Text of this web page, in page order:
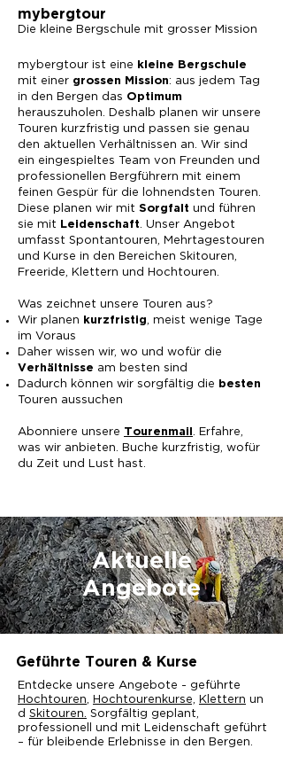
mybergtour
Die kleine Bergschule mit grosser Mission
mybergtour ist eine kleine Bergschule
mit einer grossen Mission: aus jedem Tag
in den Bergen das Optimum
herauszuholen. Deshalb planen wir unsere
Touren kurzfristig und passen sie genau
den aktuellen Verhältnissen an. Wir sind
ein eingespieltes Team von Freunden und
professionellen Bergführern mit einem
feinen Gespür für die lohnendsten Touren.
Diese planen wir mit Sorgfalt und führen
sie mit
Leidenschaft. Unser Angebot
umfasst Spontantouren, Mehrtagestouren
und Kurse in den Bereichen Skitouren,
Freeride, Klettern und Hochtouren.​
Was zeichnet unsere Touren aus?
Wir planen
kurzfristig, meist wenige Tage
im Voraus
Daher wissen wir, wo und wofür die
Verhältnisse am besten sind
Dadurch können wir sorgfältig die
besten
Touren aussuchen
Abonniere unsere Tourenmail . Erfahre,
was wir anbieten. Buche kurzfristig, wofür
du Zeit und Lust hast.
Aktuelle
Angebote
Geführte Touren & Kurse
Entdecke unsere Angebote - geführte
Hochtouren, Hochtourenkurse, Klettern un
d Skitouren. Sorgfältig geplant,
professionell und mit Leidenschaft geführt
– für bleibende Erlebnisse in den Bergen.